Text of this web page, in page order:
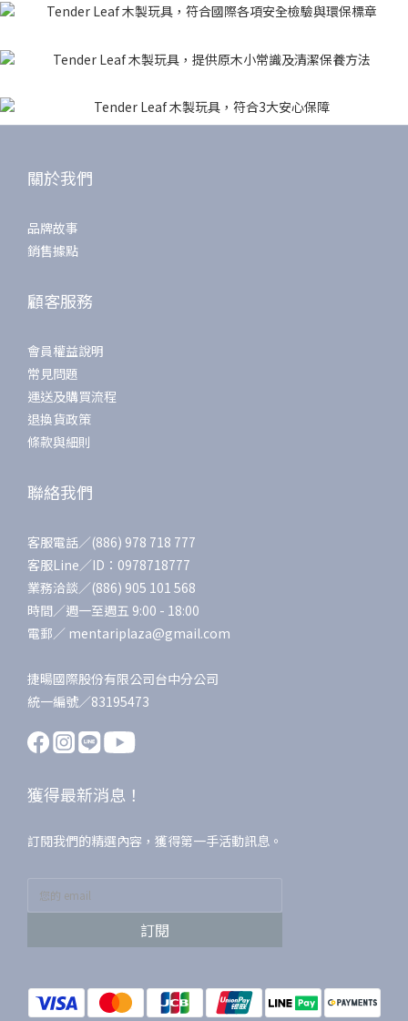
關於我們
品牌故事
銷售據點
顧客服務
會員權益說明
常見問題
運送及購買流程
退換貨政策
條款與細則
聯絡我們
客服電話／(886) 978 718 777
客服Line／ID：0978718777
業務洽談／(886) 905 101 568
時間／週一至週五 9:00 - 18:00
電郵／ mentariplaza@gmail.com
捷暘國際股份有限公司台中分公司
統一編號／83195473
獲得最新消息！
訂閱我們的精選內容，獲得第一手活動訊息。
訂閱